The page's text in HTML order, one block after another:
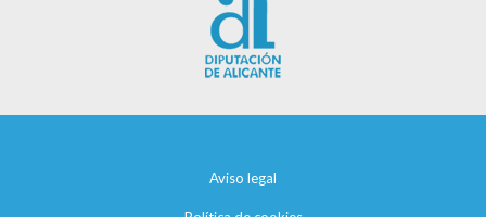
Aviso legal